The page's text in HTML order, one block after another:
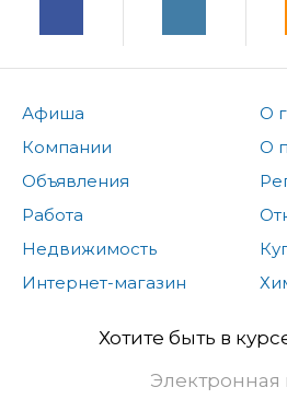
Афиша
Компании
Объявления
Работа
Недвижимость
Интернет-магазин
О
О
Хотите быть в